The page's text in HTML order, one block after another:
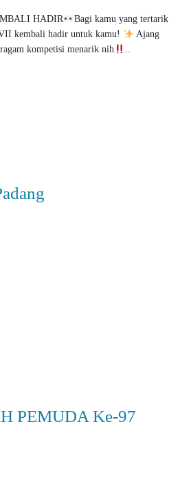
HADIR
Bagi kamu yang tertarik
kembali hadir untuk kamu!
Ajang
kompetisi menarik nih
..
PEMUDA Ke-97